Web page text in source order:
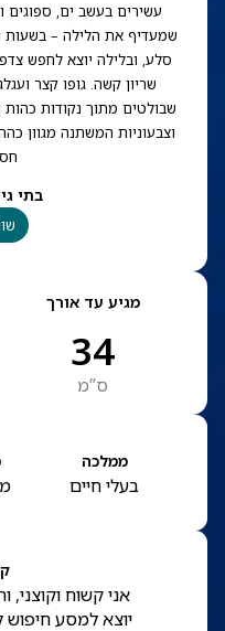
עשירים בעשב ים, ספוגים
שמעדיף את הלילה – בשעות
סלע, ובלילה יוצא לחפש
שריון קשה. גופו קצר
שבולטים מתוך נקודות כהות
וצבעוניות המשתנה מגוון
בתי
מגיע עד אורך
34
ס”מ
ממלכה
בעלי חיים
אני קשוח וקוצני,
יוצא למסע חיפוש